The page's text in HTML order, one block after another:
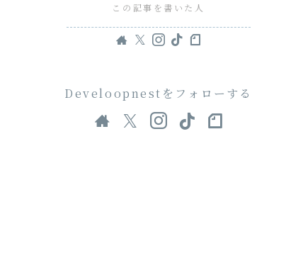
この記事を書いた人
Develoopnestをフォローする